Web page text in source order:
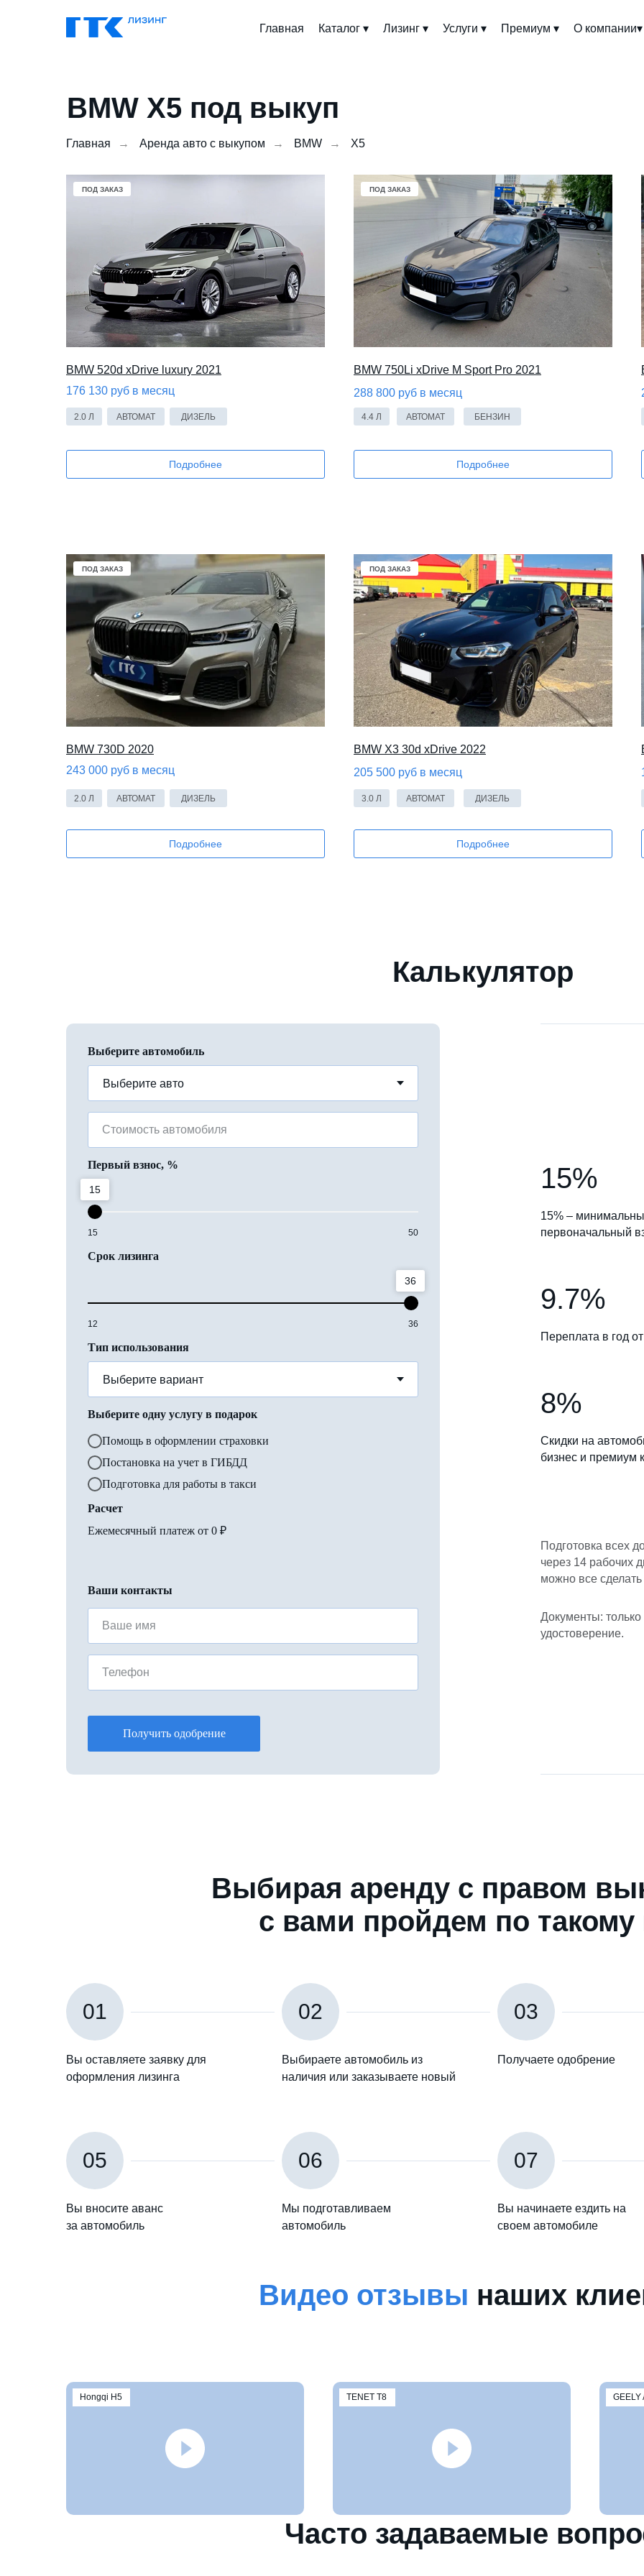
Главная Каталог ▾ Лизинг ▾ Услуги ▾ Премиум ▾ О компании▾
BMW X5 под выкуп
Главная → Аренда авто с выкупом → BMW → X5
BMW 520d xDrive luxury 2021
176 130 руб в месяц
Подробнее
ПОД ЗАКАЗ
2.0 Л АВТОМАТ ДИЗЕЛЬ
BMW 750Li xDrive M Sport Pro 2021
288 800 руб в месяц
Подробнее
4.4 Л АВТОМАТ БЕНЗИН
ПОД ЗАКАЗ
BMW 730D 2020
243 000 руб в месяц
Подробнее
2.0 Л
BMW X3 30d xDrive 2022
205 500 руб в месяц
Подробнее
ПОД ЗАКАЗ
3.0 Л АВТОМАТ ДИЗЕЛЬ
ПОД ЗАКАЗ
АВТОМАТ ДИЗЕЛЬ
Калькулятор
Выберите автомобиль
Стоимость автомобиля
Первый взнос, %
15
15 50
Срок лизинга
36
12 36
Тип использования
Выберите одну услугу в подарок
Помощь в оформлении страховки
Постановка на учет в ГИБДД
Подготовка для работы в такси
Расчет
Ежемесячный платеж от 0 ₽
Ваши контакты
Ваше имя
Телефон
Получить одобрение
15%
15% –
первоначальный
9.7%
Переплата в год
8%
Скидки на
бизнес и премиум
Подготовка всех
через 14 рабочих
можно все сделать
Документы: только
удостоверение.
Выбирая аренду с правом
с вами пройдем по такому
01
Вы оставляете заявку для
оформления лизинга
02
Выбираете автомобиль из
наличия или заказываете новый
03
Получаете одобрение
05
Вы вносите аванс
за автомобиль
06
Мы подготавливаем
автомобиль
07
Вы начинаете ездить на
своем автомобиле
Видео отзывы наших
GEELY
TENET T8
Hongqi H5
Часто задаваемые